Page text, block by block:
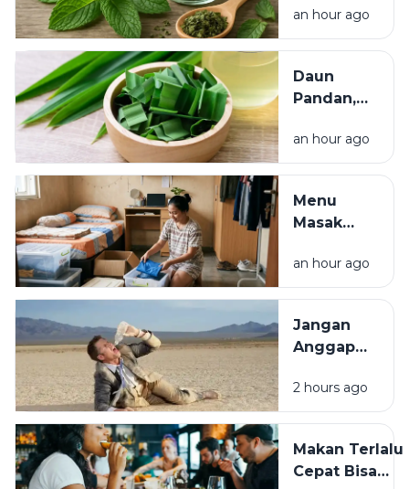
Penting
bagi
Ekosistem
Menyegarkan
dan Kaya
Manfaat bagi
Kesehatan
an hour ago
Daun
Pandan,
Aromatik
dengan
Manfaat
untuk
dan
Kesehatan
an hour ago
Menu
Masak
Anak Kos,
Hemat,
dan
Mudah
an hour ago
Jangan
Anggap
Dehidrasi
Bisa
Kesehatan
dan
2 hours ago
Makan Terlalu
Cepat Bisa